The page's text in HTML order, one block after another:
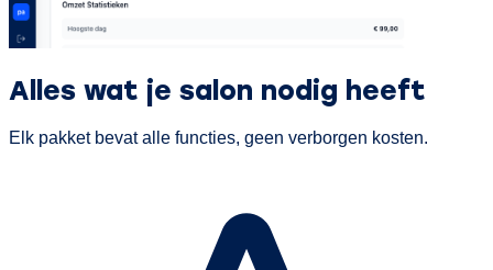
Alles wat je salon nodig heeft
Elk pakket bevat alle functies, geen verborgen kosten.